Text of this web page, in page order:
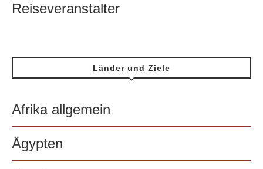
Reiseveranstalter
Länder und Ziele
Afrika allgemein
Ägypten